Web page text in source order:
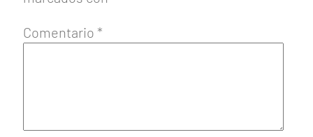
Comentario *